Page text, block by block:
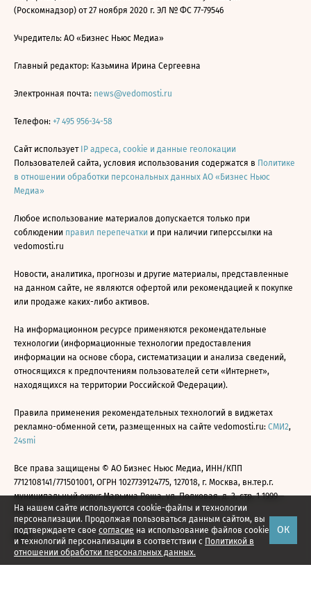
На нашем сайте используются cookie-файлы и технологии
персонализации. Продолжая пользоваться данным сайтом, вы
подтверждаете свое согласие на использование файлов cookie
и технологий персонализации в соответствии с Политикой в
отношении обработки персональных данных.
ОК
(Роскомнадзор) от 27 ноября 2020 г. ЭЛ № ФС 77-79546
Учредитель: АО «Бизнес Ньюс Медиа»
Главный редактор: Казьмина Ирина Сергеевна
Электронная почта: news@vedomosti.ru
Телефон: +7 495 956-34-58
Сайт использует IP адреса, cookie и данные геолокации
Пользователей сайта, условия использования содержатся в Политике
в отношении обработки персональных данных АО «Бизнес Ньюс
Медиа»
Любое использование материалов допускается только при
соблюдении правил перепечатки и при наличии гиперссылки на
vedomosti.ru
Новости, аналитика, прогнозы и другие материалы, представленные
на данном сайте, не являются офертой или рекомендацией к покупке
или продаже каких-либо активов.
На информационном ресурсе применяются рекомендательные
технологии (информационные технологии предоставления
информации на основе сбора, систематизации и анализа сведений,
относящихся к предпочтениям пользователей сети «Интернет»,
находящихся на территории Российской Федерации).
Правила применения рекомендательных технологий в виджетах
рекламно-обменной сети, размещенных на сайте vedomosti.ru: СМИ2,
24smi
Все права защищены © АО Бизнес Ньюс Медиа, ИНН/КПП
7712108141/771501001, ОГРН 1027739124775, 127018, г. Москва, вн.тер.г.
муниципальный округ Марьина Роща, ул. Полковая, д. 3, стр. 1 1999—
2026